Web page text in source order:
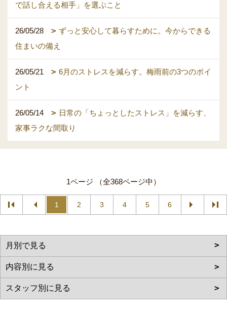
で話し合える相手」を選ぶこと
26/05/28
ずっと安心して暮らすために。今からできる
住まいの備え
26/05/21
6月のストレスを減らす。梅雨前の3つのポイ
ント
26/05/14
日常の「ちょっとしたストレス」を減らす、
家事ラクな間取り
1ページ （全368ページ中）
1 2 3 4 5 6